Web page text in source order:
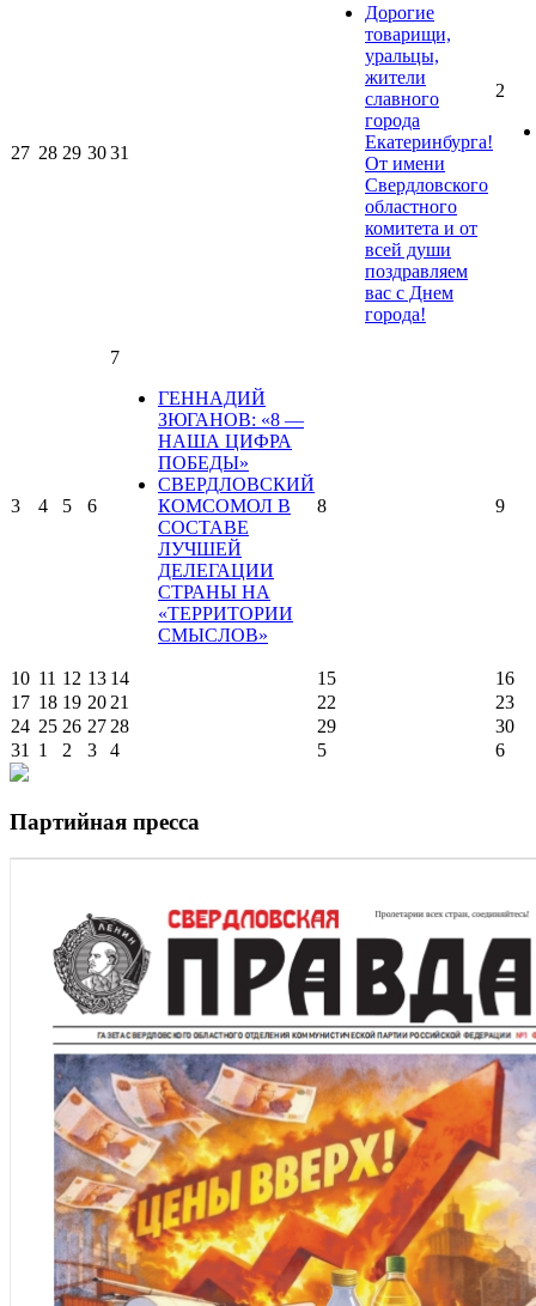
27 28 29 3031
Дорогие
товарищи,
уральцы,
жители
славного
города
Екатеринбурга!
От имени
Свердловского
областного
комитета и от
всей души
поздравляем
вас с Днем
города!
2
3 4 5 6
7
ГЕННАДИЙ
ЗЮГАНОВ: «8 —
НАША ЦИФРА
ПОБЕДЫ»
СВЕРДЛОВСКИЙ
КОМСОМОЛ В
СОСТАВЕ
ЛУЧШЕЙ
ДЕЛЕГАЦИИ
СТРАНЫ НА
«ТЕРРИТОРИИ
СМЫСЛОВ»
8 9
10 11 12 13 14 15
16
17 18 19 20 21 22
23
24 25 26 27 28 29
30
31
1 2 3 4 5 6
Партийная пресса